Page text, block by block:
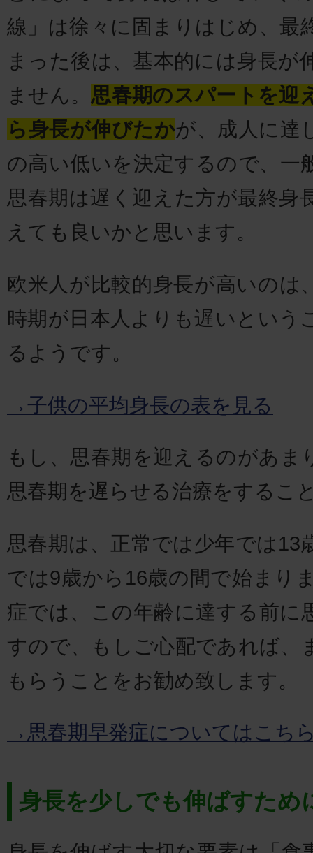
線」は徐々に固まりはじめ、最
まった後は、基本的には身長が
ません。 思春期のスパートを迎
ら身長が伸びたかが、成人に達
の高い低いを決定するので、一
思春期は遅く迎えた方が最終身
えても良いかと思います。
欧米人が比較的身長が高いのは
時期が日本人よりも遅いという
るようです。
→子供の平均身長の表を見る
もし、思春期を迎えるのがあま
思春期を遅らせる治療をするこ
思春期は、正常では少年では13
では9歳から16歳の間で始まり
症では、この年齢に達する前に
すので、もしご心配であれば、
もらうことをお勧め致します。
→思春期早発症についてはこち
身長を少しでも伸ばすため